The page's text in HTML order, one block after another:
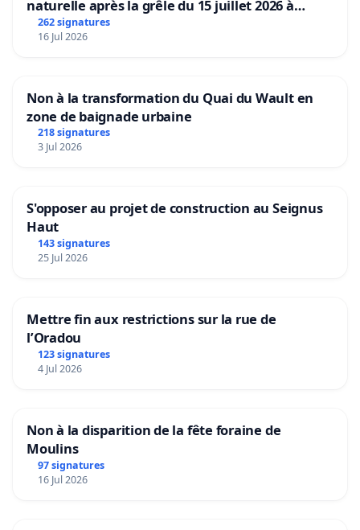
naturelle après la grêle du 15 juillet 2026 à
Aubenas et ses alentours
262 signatures
16 Jul 2026
Non à la transformation du Quai du Wault en
zone de baignade urbaine
218 signatures
3 Jul 2026
S'opposer au projet de construction au Seignus
Haut
143 signatures
25 Jul 2026
Mettre fin aux restrictions sur la rue de
l’Oradou
123 signatures
4 Jul 2026
Non à la disparition de la fête foraine de
Moulins
97 signatures
16 Jul 2026